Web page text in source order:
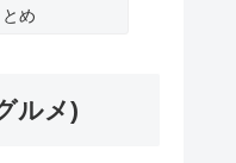
め
ルメ)